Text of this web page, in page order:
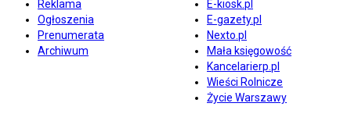
Reklama
Ogłoszenia
Prenumerata
Archiwum
E-kiosk.pl
E-gazety.pl
Nexto.pl
Mała księgowość
Kancelarierp.pl
Wieści Rolnicze
Życie Warszawy